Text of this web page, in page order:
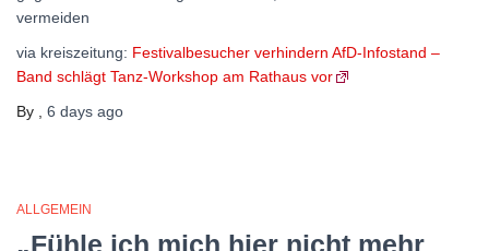
vermeiden
via kreiszeitung: Festivalbesucher verhindern AfD-Infostand –
Band schlägt Tanz-Workshop am Rathaus vor
By
6 days ago
ALLGEMEIN
„Fühle ich mich hier nicht mehr